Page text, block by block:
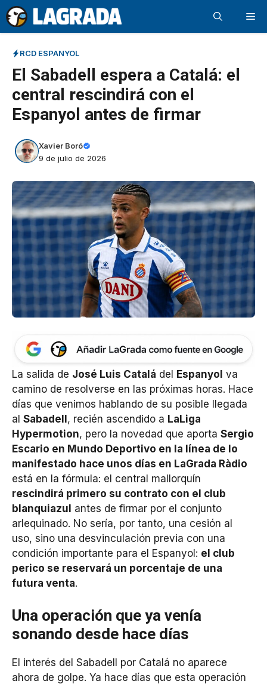
Saltar
al
contenido
RCD ESPANYOL
El Sabadell espera a Catalá: el
central rescindirá con el
Espanyol antes de firmar
Xavier Boró
9 de julio de 2026
La salida de José Luis Catalá del Espanyol va
camino de resolverse en las próximas horas. Hace
días que venimos hablando de su posible llegada
al Sabadell , recién ascendido a LaLiga
Hypermotion, pero la novedad que aporta Sergio
Escario en Mundo Deportivo en la línea de lo
manifestado hace unos días en LaGrada Ràdio
está en la fórmula: el central mallorquín
rescindirá primero su contrato con el club
blanquiazul antes de firmar por el conjunto
arlequinado. No sería, por tanto, una cesión al
uso, sino una desvinculación previa con una
condición importante para el Espanyol: el club
perico se reservará un porcentaje de una
futura venta.
Una operación que ya venía
sonando desde hace días
El interés del Sabadell por Catalá no aparece
ahora de golpe. Ya hace días que esta operación